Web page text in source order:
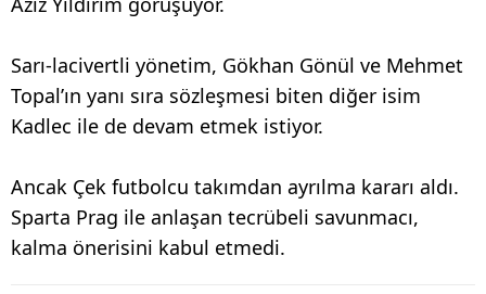
Sarı-lacivertli yönetim, Gökhan Gönül ve Mehmet
Topal’ın yanı sıra sözleşmesi biten diğer isim
Kadlec ile de devam etmek istiyor.
Ancak Çek futbolcu takımdan ayrılma kararı aldı.
Sparta Prag ile anlaşan tecrübeli savunmacı,
kalma önerisini kabul etmedi.